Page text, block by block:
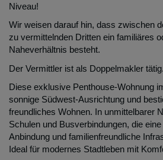
Niveau!
Wir weisen darauf hin, dass zwischen
zu vermittelnden Dritten ein familiäres
Naheverhältnis besteht.
Der Vermittler ist als Doppelmakler tätig.
Diese exklusive Penthouse-Wohnung
sonnige Südwest-Ausrichtung und
freundliches Wohnen. In unmittelbarer
Schulen und Busverbindungen, die
Anbindung und familienfreundliche
Ideal für modernes Stadtleben mit